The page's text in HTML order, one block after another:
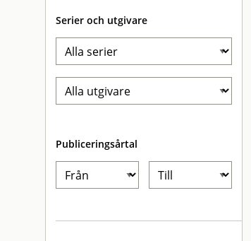
Serier och utgivare
Publiceringsårtal